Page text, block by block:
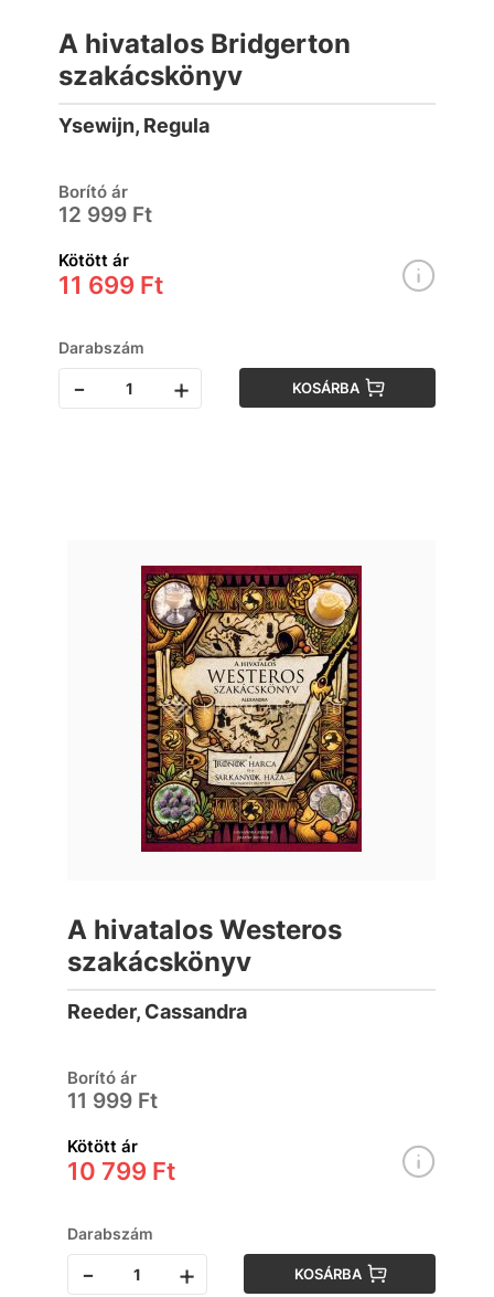
A hivatalos Bridgerton
szakácskönyv
Ysewijn, Regula
Borító ár
12 999 Ft
Kötött ár
11 699 Ft
Darabszám
- + KOSÁRBA
A hivatalos Westeros
szakácskönyv
Reeder, Cassandra
Borító ár
11 999 Ft
Kötött ár
10 799 Ft
Darabszám
- + KOSÁRBA